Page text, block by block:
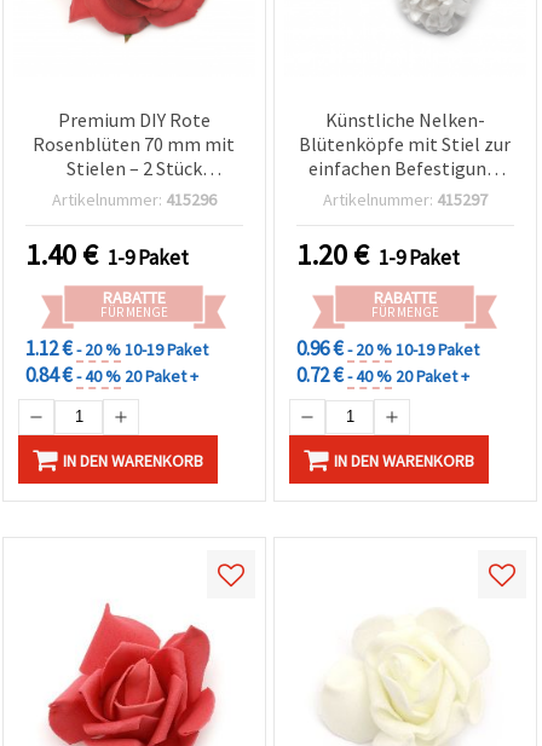
Premium DIY Rote
Rosenblüten 70 mm mit
Stielen – 2 Stück
(Bastelblumen/Dekoration)
Artikelnummer: 415296
1.40€ 1-9 Paket
RABATTE
FÜR MENGE
1.12 €- 20 %10-19 Paket
0.84 €- 40 % 20 Paket +
IN DEN WARENKORB
Künstliche Nelken-
Blütenköpfe mit Stiel zur
einfachen Befestigung,
Weiß, 45 mm – 10er-Pack
Artikelnummer: 415297
1.20€ 1-9 Paket
RABATTE
FÜR MENGE
0.96 €- 20 %10-19 Paket
0.72 €- 40 % 20 Paket +
IN DEN WARENKORB